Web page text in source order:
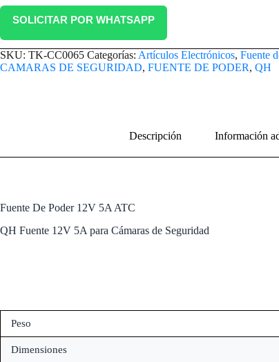
SOLICITAR POR WHATSAPP
SKU: TK-CC0065 Categorías: Artículos Electrónicos, Fuente
CAMARAS DE SEGURIDAD, FUENTE DE PODER, QH
Descripción Información
Fuente De Poder 12V 5A ATC
QH Fuente 12V 5A para Cámaras de Seguridad
Peso
Dimensiones